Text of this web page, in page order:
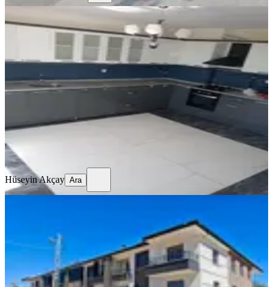
Müthiş Konumda Sıfır Ayarında
Daire
Konya, Seydişehir
3+1·135 m²·4. Kat·02.07.2026
Ara
Hüseyin Akçay Ara
Sahibinden Satılık 3+1 Sıfır Daire
Yaylapınar Mahallesinde
Konya, Meram
3+1· 155 m²· Düz Giriş (Zemin)·01.07.2026